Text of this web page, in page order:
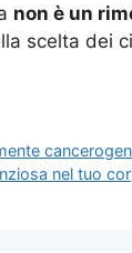
non è un
scelta dei
nel tuo